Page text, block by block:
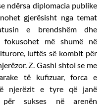
ndërsa diplomacia publike
gjerësisht nga temat
e brendshëm dhe
më shumë në
luftës së kombit për
Z. Gashi shtoi se me
të kufizuar, forca e
njerëzit e tyre që janë
sukses në arenën